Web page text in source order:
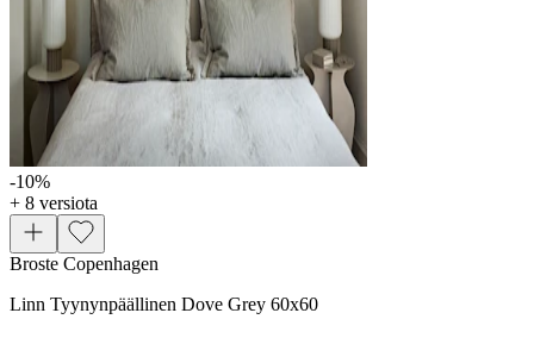
-10%
+ 8 versiota
Broste Copenhagen
Linn Tyynynpäällinen Dove Grey 60x60